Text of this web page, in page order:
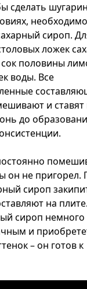
сделать
необходимо
сироп.
ложек
половины
воды. Все
и ставят
до
он не пригорел.
сироп
на
сироп немного
и
– он готов к